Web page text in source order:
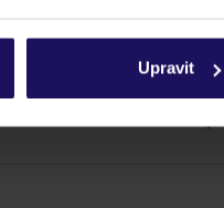
naleznete vzásadách
UpravitUmístění
Kvalita